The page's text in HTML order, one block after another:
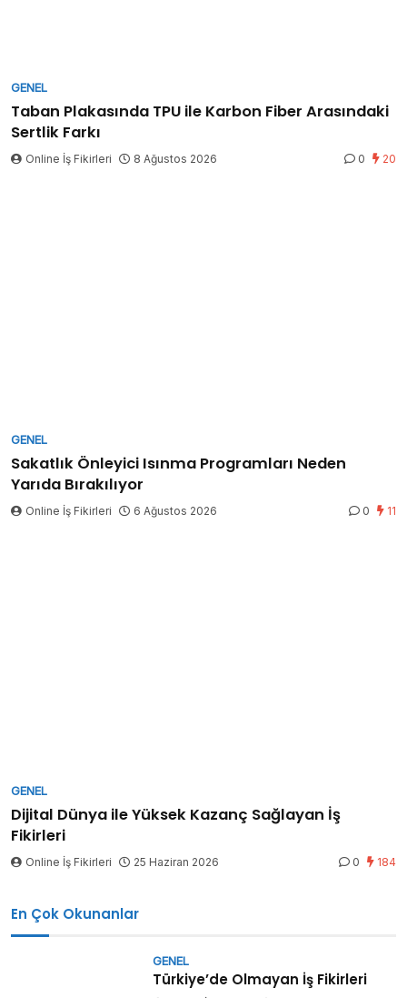
GENEL
Taban Plakasında TPU ile Karbon Fiber Arasındaki
Sertlik Farkı
Online İş Fikirleri 8 Ağustos 2026 0 20
GENEL
Sakatlık Önleyici Isınma Programları Neden
Yarıda Bırakılıyor
Online İş Fikirleri 6 Ağustos 2026 0 11
GENEL
Dijital Dünya ile Yüksek Kazanç Sağlayan İş
Fikirleri
Online İş Fikirleri 25 Haziran 2026 0 184
En Çok Okunanlar
GENEL
Türkiye’de Olmayan İş Fikirleri